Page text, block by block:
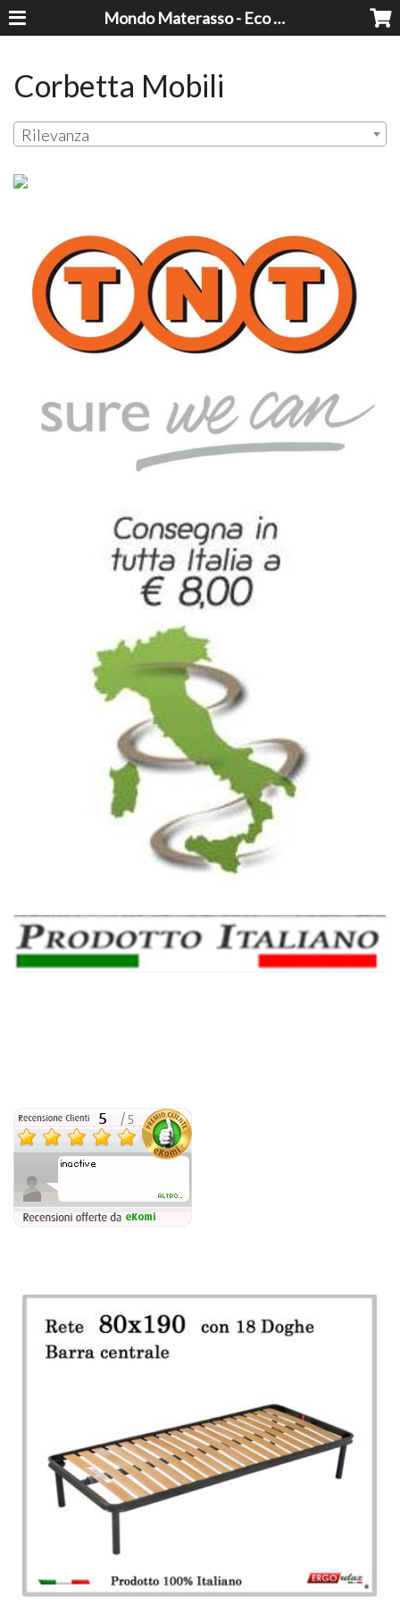
Mondo Materasso - Eco Dreams srl
Corbetta Mobili
Rilevanza